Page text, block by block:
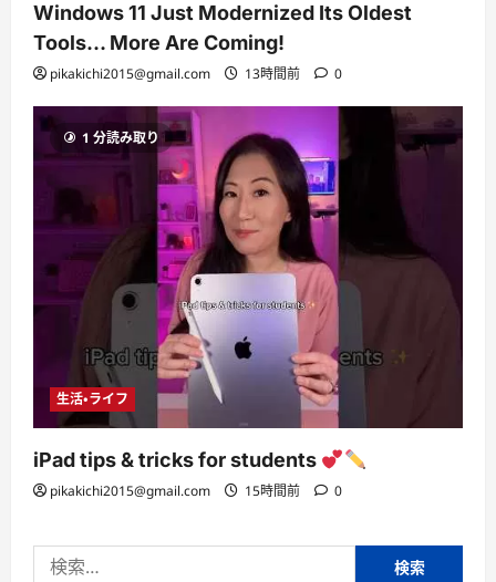
Windows 11 Just Modernized Its Oldest
Tools… More Are Coming!
pikakichi2015@gmail.com 13時間前 0
1 分読み取り
生活・ライフ
iPad tips & tricks for students
pikakichi2015@gmail.com 15時間前 0